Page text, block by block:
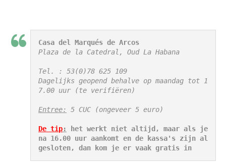
Casa del Marqués de Arcos
Plaza de la Catedral, Oud La Habana
Tel. : 53(0)78 625 109
Dagelijks geopend behalve op maandag tot 1
7.00 uur (te verifiëren)
Entree: 5 CUC (ongeveer 5 euro)
De tip:
het werkt niet altijd, maar als je
na 16.00 uur aankomt en de kassa's zijn al
gesloten, dan kom je er vaak gratis in